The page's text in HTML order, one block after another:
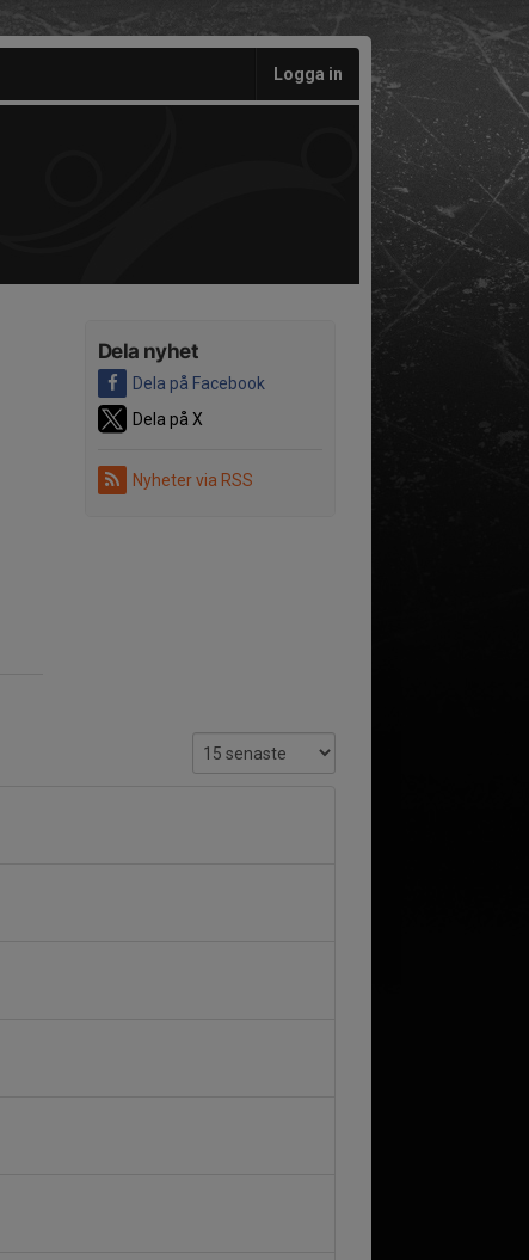
Logga in
Dela nyhet
Dela på Facebook
Dela på X
Nyheter via RSS